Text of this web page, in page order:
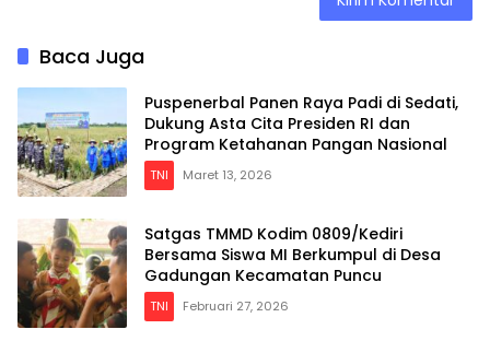
Baca Juga
Puspenerbal Panen Raya Padi di Sedati,
Dukung Asta Cita Presiden RI dan
Program Ketahanan Pangan Nasional
TNI Maret 13, 2026
Satgas TMMD Kodim 0809/Kediri
Bersama Siswa MI Berkumpul di Desa
Gadungan Kecamatan Puncu
TNI Februari 27, 2026